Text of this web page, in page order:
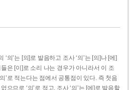
‘의’는 [의]로 발음하고 조사 ‘의’는 [의]나 [에]
은 [이]로 소리 나는 경우가 아니라서 이 조
’로 적는다는 점에서 공통점이 있다. 즉 첫음
으므로 ‘의’로 적고, 조사 ‘의’는 [에]로 발음할